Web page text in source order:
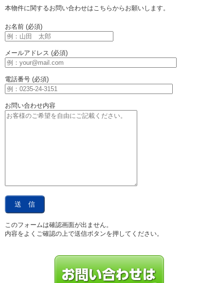
本物件に関するお問い合わせはこちらからお願いします。
お名前 (必須)
メールアドレス (必須)
電話番号 (必須)
お問い合わせ内容
このフォームは確認画面が出ません。
内容をよくご確認の上で送信ボタンを押してください。